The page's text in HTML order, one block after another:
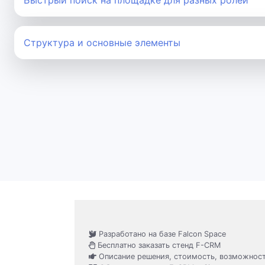
Структура и основные элементы
Разработано на базе Falcon Space
Бесплатно заказать стенд F-CRM
Описание решения, стоимость,